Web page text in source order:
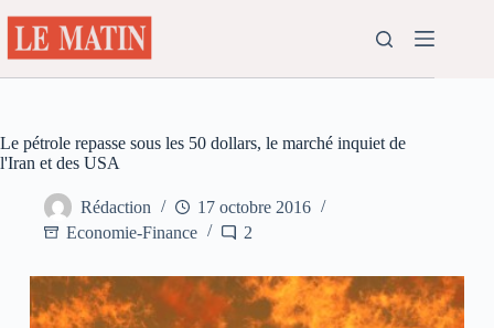
au
contenu
Le pétrole repasse sous les 50 dollars, le marché inquiet de
l'Iran et des USA
Rédaction
17 octobre 2016
Economie-Finance
2